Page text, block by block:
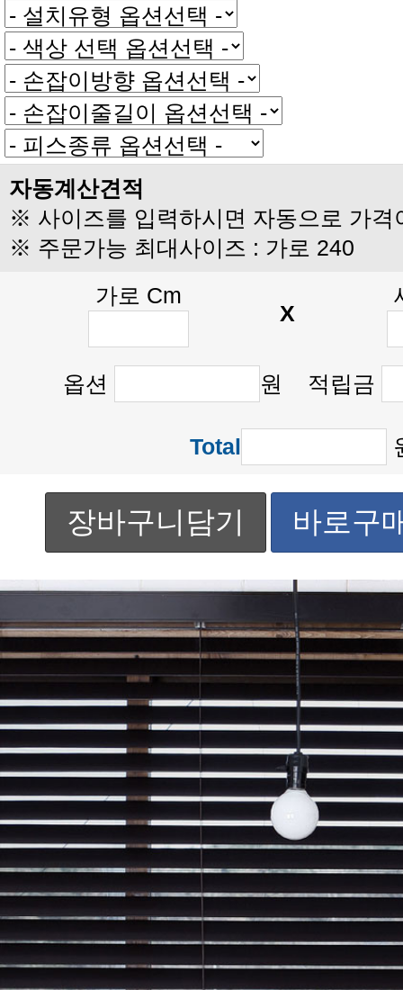
자동계산견적
※ 사이즈를 입력하시면 자동으로 가격
※ 주문가능 최대사이즈 : 가로 240
가로 Cm
X
옵션 원 적립금
Total
장바구니담기 바로구